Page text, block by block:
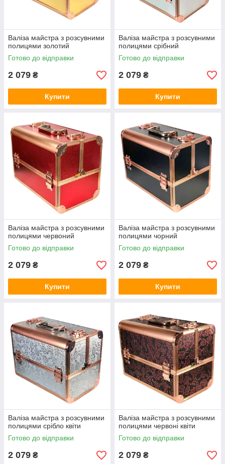
Валіза майстра з розсувними
полицями золотий
Готово до відправки
2 079 ₴
Купити
Валіза майстра з розсувними
полицями срібний
Готово до відправки
2 079 ₴
Купити
Валіза майстра з розсувними
полицями червоний
Готово до відправки
2 079 ₴
Купити
Валіза майстра з розсувними
полицями чорний
Готово до відправки
2 079 ₴
Купити
Валіза майстра з розсувними
полицями срібло квіти
Готово до відправки
2 079 ₴
Валіза майстра з розсувними
полицями червоні квіти
Готово до відправки
2 079 ₴